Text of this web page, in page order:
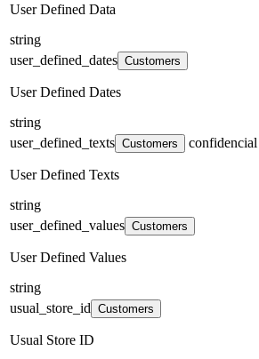
User Defined Data
string
user_defined_dates Customers
User Defined Dates
string
user_defined_texts Customers confidencial
User Defined Texts
string
user_defined_values Customers
User Defined Values
string
usual_store_id Customers
Usual Store ID